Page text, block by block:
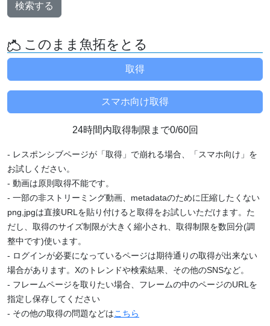
検索する
このまま魚拓をとる
24時間内取得制限まで0/60回
- レスポンシブページが「取得」で崩れる場合、「スマホ向け」を
お試しください。
- 動画は原則取得不能です。
- 一部の非ストリーミング動画、metadataのために圧縮したくない
png,jpgは直接URLを貼り付けると取得をお試しいただけます。た
だし、取得のサイズ制限が大きく縮小され、取得制限を数回分(調
整中です)使います。
- ログインが必要になっているページは期待通りの取得が出来ない
場合があります。Xのトレンドや検索結果、その他のSNSなど。
- フレームページを取りたい場合、フレームの中のページのURLを
指定し保存してください
- その他の取得の問題などはこちら